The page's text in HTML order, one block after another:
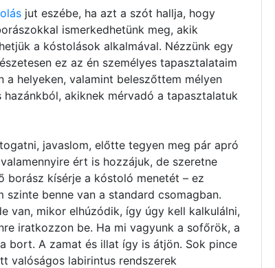
jut eszébe, ha azt a szót hallja, hogy
ismerkedhetünk meg, akik
a kóstolások alkalmával. Nézzünk egy
ez az én személyes tapasztalataim
helyeken, valamint beleszőttem mélyen
akiknek mérvadó a tapasztalatuk
javaslom, előtte tegyen meg pár apró
ért is hozzájuk, de szeretne
kísérje a kóstoló menetét – ez
benne van a standard csomagban.
van, mikor elhúzódik, így úgy kell kalkulálni,
iratkozzon be. Ha mi vagyunk a sofőrök, a
bort. A zamat és illat így is átjön. Sok pince
valóságos labirintus rendszerek